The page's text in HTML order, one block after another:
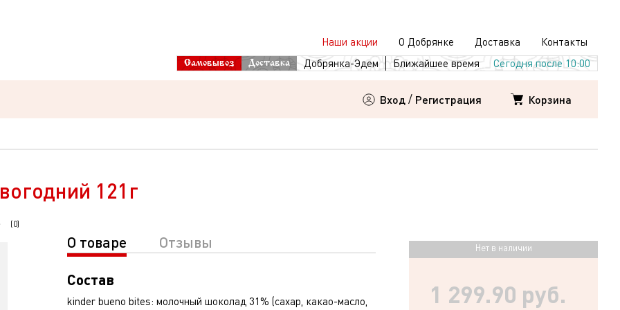
Наши акции О Добрянке Доставка Контакты
Самовывоз Доставка Добрянка-Эдем Ближайшее время Сегодня после 10:00
Вход / Регистрация Корзина
121г
(0)
О товаре
Отзывы
Состав
kinder bueno bites: молочный шоколад 31% (сахар, какао-масло,
Нет в наличии
1 299.90 руб.